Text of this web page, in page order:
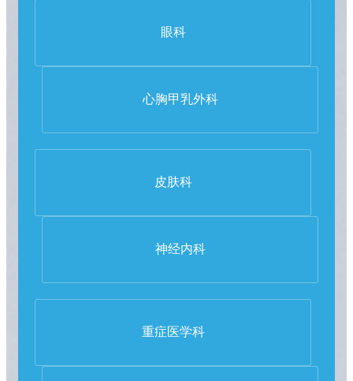
眼科
心胸甲乳外科
皮肤科
神经内科
重症医学科